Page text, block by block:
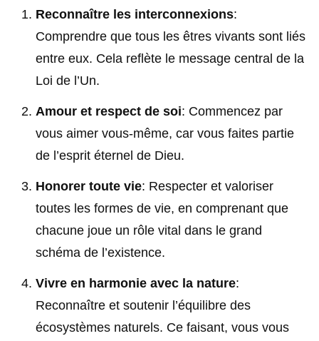
Reconnaître les interconnexions:
Comprendre que tous les êtres vivants sont liés
entre eux. Cela reflète le message central de la
Loi de l’Un.
Amour et respect de soi: Commencez par
vous aimer vous-même, car vous faites partie
de l’esprit éternel de Dieu.
Honorer toute vie: Respecter et valoriser
toutes les formes de vie, en comprenant que
chacune joue un rôle vital dans le grand
schéma de l’existence.
Vivre en harmonie avec la nature:
Reconnaître et soutenir l’équilibre des
écosystèmes naturels. Ce faisant, vous vous